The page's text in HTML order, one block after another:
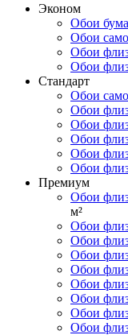
Эконом
Обои
Обои
Обои
Обои
Стандарт
Обои
Обои
Обои
Обои
Обои
Обои
Премиум
Обои
м²
Обои
Обои
Обои
Обои
Обои
Обои
Обои
Обои